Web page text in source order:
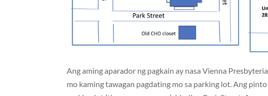
Ang aming aparador ng pagkain ay nasa Vienna
mo kaming tawagan pagdating mo sa parking lot. Ang